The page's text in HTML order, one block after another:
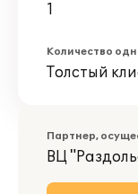
1
Количество
Толстый
Партнер,
ВЦ